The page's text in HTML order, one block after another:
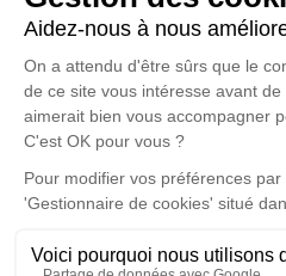
poèmes ou des textes. Cet
d'expression dédié à
RABILLOUD.
Un service de plantation
disponible ici.